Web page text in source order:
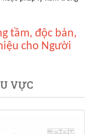
tầm, độc bản,
cho Người
VỰC